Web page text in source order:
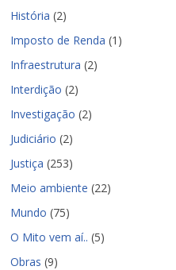
História (2)
Imposto de Renda (1)
Infraestrutura (2)
Interdição (2)
Investigação (2)
Judiciário (2)
Justiça (253)
Meio ambiente (22)
Mundo (75)
O Mito vem aí.. (5)
Obras (9)